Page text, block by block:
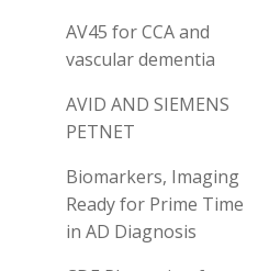
AV45 for CCA and
vascular dementia
AVID AND SIEMENS
PETNET
Biomarkers, Imaging
Ready for Prime Time
in AD Diagnosis